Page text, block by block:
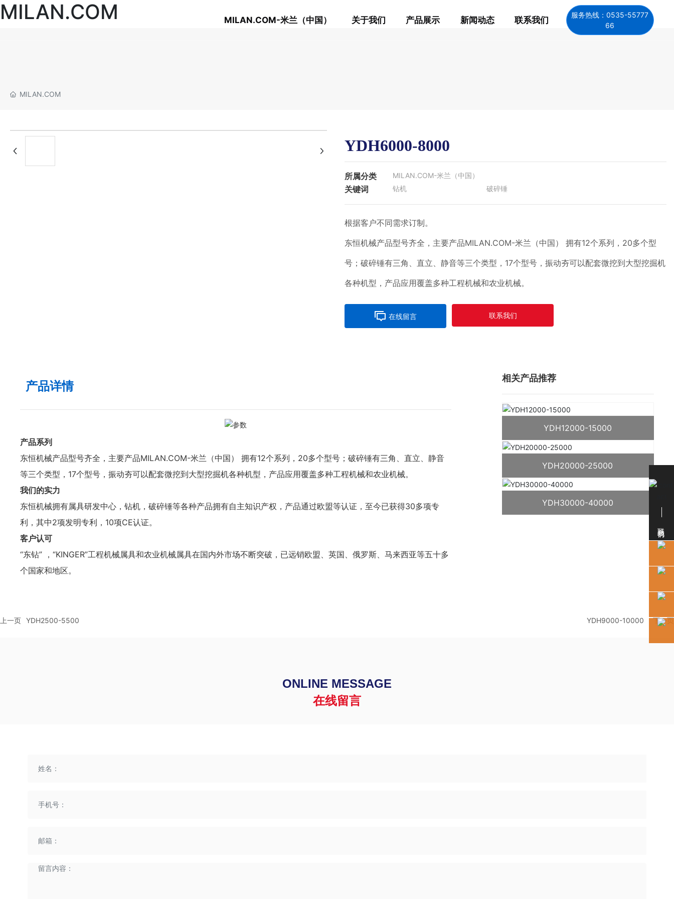
MILAN.COM MILAN.COM-米兰（中国） 关于我们 产品展示 新闻动态 联系我们
服务热线：0535-55777
66
MILAN.COM
YDH6000-8000
所属分类 MILAN.COM-米兰（中国）
关键词 钻机 破碎锤
根据客户不同需求订制。
东恒机械产品型号齐全，主要产品MILAN.COM-米兰（中国） 拥有12个系列，20多个型
号；破碎锤有三角、直立、静音等三个类型，17个型号，振动夯可以配套微挖到大型挖掘机
各种机型，产品应用覆盖多种工程机械和农业机械。
在线留言 联系我们
产品详情
产品系列
东恒机械产品型号齐全，主要产品MILAN.COM-米兰（中国） 拥有12个系列，20多个型号；破碎锤有三角、直立、静音
等三个类型，17个型号，振动夯可以配套微挖到大型挖掘机各种机型，产品应用覆盖多种工程机械和农业机械。
我们的实力
东恒机械拥有属具研发中心，钻机，破碎锤等各种产品拥有自主知识产权，产品通过欧盟等认证，至今已获得30多项专
利，其中2项发明专利，10项CE认证。
客户认可
“东钻” ，“KINGER”工程机械属具和农业机械属具在国内外市场不断突破，已远销欧盟、英国、俄罗斯、马来西亚等五十多
个国家和地区。
相关产品推荐
YDH12000-15000
YDH20000-25000
YDH30000-40000
上一页 YDH2500-5500 YDH9000-10000 下一页
ONLINE MESSAGE
在线留言